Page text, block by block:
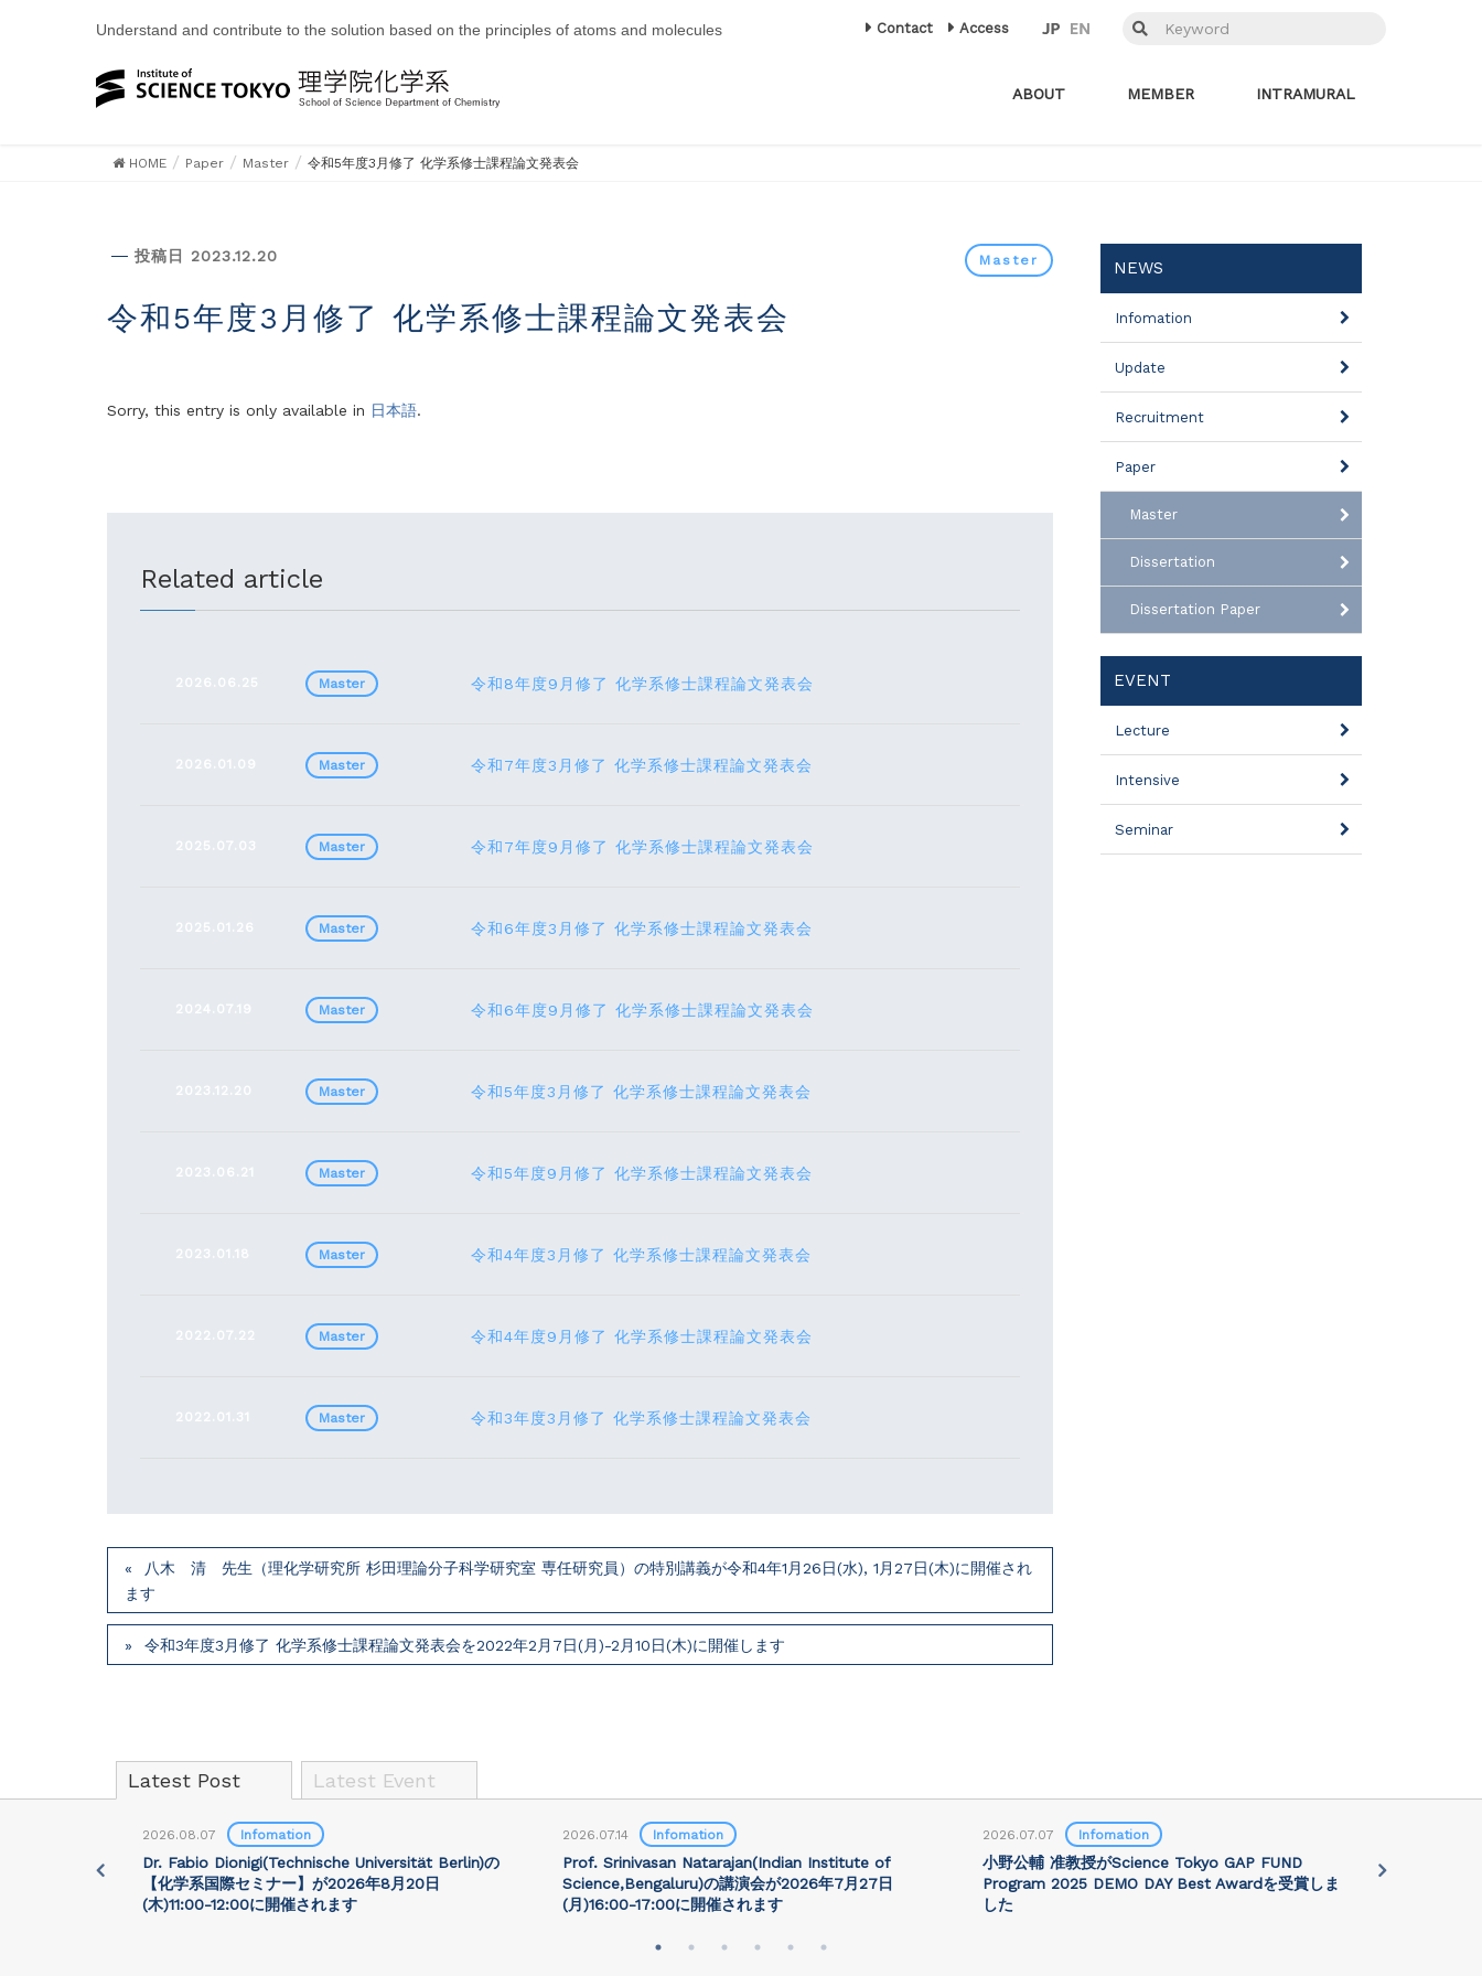
Understand and contribute to the solution based on the principles of atoms and molecules Contact Access
ABOUT MEMBER INTRAMURAL
HOME Paper Master 令和5年度3月修了 化学系修士課程論文発表会
投稿日 2023.12.20 Master
令和5年度3月修了 化学系修士課程論文発表会
Sorry, this entry is only available in 日本語.
Related article
2026.06.25 令和8年度9月修了 化学系修士課程論文発表会
Master
2026.01.09 令和7年度3月修了 化学系修士課程論文発表会
Master
2025.07.03 令和7年度9月修了 化学系修士課程論文発表会
Master
2025.01.26 令和6年度3月修了 化学系修士課程論文発表会
Master
2024.07.19 令和6年度9月修了 化学系修士課程論文発表会
Master
2023.12.20 令和5年度3月修了 化学系修士課程論文発表会
Master
2023.06.21 令和5年度9月修了 化学系修士課程論文発表会
Master
2023.01.18 令和4年度3月修了 化学系修士課程論文発表会
Master
2022.07.22 令和4年度9月修了 化学系修士課程論文発表会
Master
2022.01.31 令和3年度3月修了 化学系修士課程論文発表会
Master
八木 清 先生（理化学研究所 杉田理論分子科学研究室 専任研究員）の特別講義が令和4年1月26日(水), 1月27日(木)に開催され
ます
令和3年度3月修了 化学系修士課程論文発表会を2022年2月7日(月)-2月10日(木)に開催します
NEWS
Infomation
Update
Recruitment
Paper
Master
Dissertation
Dissertation Paper
EVENT
Lecture
Intensive
Seminar
Latest Post Latest Event
2026.08.07 Infomation
Dr. Fabio Dionigi(Technische Universität Berlin)の
【化学系国際セミナー】が2026年8⽉20⽇
(⽊)11:00-12:00に開催されます
2026.07.14 Infomation
Prof. Srinivasan Natarajan(Indian Institute of
Science,Bengaluru)の講演会が2026年7月27⽇
(月)16:00-17:00に開催されます
2026.07.07 Infomation
小野公輔 准教授がScience Tokyo GAP FUND
Program 2025 DEMO DAY Best Awardを受賞しま
した